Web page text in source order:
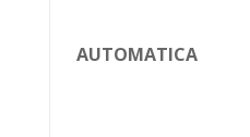
AUTOMATICA